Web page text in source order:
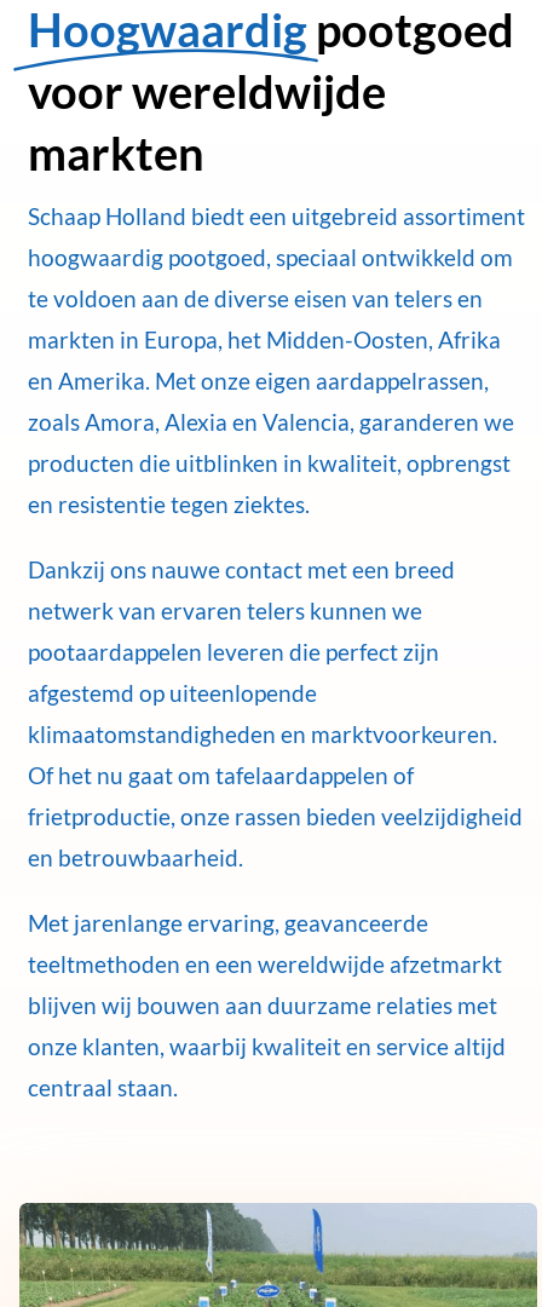
Hoogwaardig pootgoed
voor wereldwijde
markten
Schaap Holland biedt een uitgebreid assortiment
hoogwaardig pootgoed, speciaal ontwikkeld om
te voldoen aan de diverse eisen van telers en
markten in Europa, het Midden-Oosten, Afrika
en Amerika. Met onze eigen aardappelrassen,
zoals Amora, Alexia en Valencia, garanderen we
producten die uitblinken in kwaliteit, opbrengst
en resistentie tegen ziektes.
Dankzij ons nauwe contact met een breed
netwerk van ervaren telers kunnen we
pootaardappelen leveren die perfect zijn
afgestemd op uiteenlopende
klimaatomstandigheden en marktvoorkeuren.
Of het nu gaat om tafelaardappelen of
frietproductie, onze rassen bieden veelzijdigheid
en betrouwbaarheid.
Met jarenlange ervaring, geavanceerde
teeltmethoden en een wereldwijde afzetmarkt
blijven wij bouwen aan duurzame relaties met
onze klanten, waarbij kwaliteit en service altijd
centraal staan.